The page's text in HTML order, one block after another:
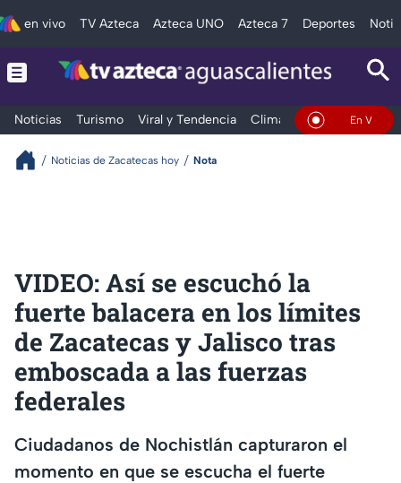
en vivo TV Azteca Azteca UNO Azteca 7 Deportes
Noticias Turismo Viral y Tendencia Clima DeportesEn Vivo
Noticias de Zacatecas hoy Nota
VIDEO: Así se escuchó la
fuerte balacera en los límites
de Zacatecas y Jalisco tras
emboscada a las fuerzas
federales
Ciudadanos de Nochistlán capturaron el
momento en que se escucha el fuerte